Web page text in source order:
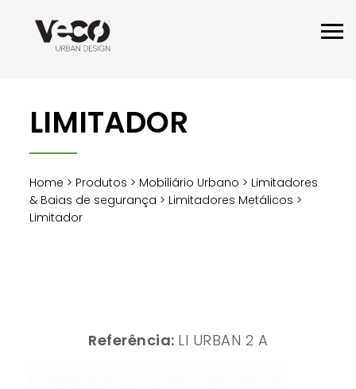
LIMITADOR
Home > Produtos > Mobiliário Urbano > Limitadores
& Baias de segurança > Limitadores Metálicos >
Limitador
Referência: LI URBAN 2 A